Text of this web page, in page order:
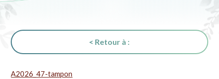
< Retour à :
A2026_47-tampon